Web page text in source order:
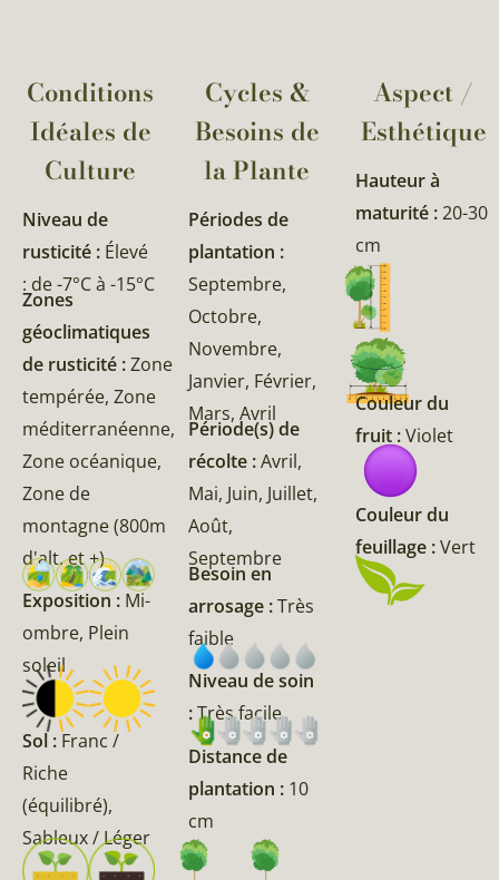
Conditions
Idéales de
Culture
Niveau de
rusticité : Élevé
: de -7°C à -15°C
Zones
géoclimatiques
de rusticité :Zone
tempérée, Zone
méditerranéenne,
Zone océanique,
Zone de
montagne (800m
d'alt. et +)
Exposition : Mi-
ombre, Plein
soleil
Sol : Franc /
Riche
(équilibré),
Sableux / Léger
Cycles &
Besoins de
la Plante​
Périodes de
plantation :
Septembre,
Octobre,
Novembre,
Janvier, Février,
Mars, Avril
Période(s) de
récolte :Avril,
Mai, Juin, Juillet,
Août,
Septembre
Besoin en
arrosage :Très
faible
Niveau de soin
:Très facile
Distance de
plantation : 10
cm
Aspect /
Esthétique
Hauteur à
maturité :20-30
cm
Couleur du
fruit :Violet
Couleur du
feuillage :Vert